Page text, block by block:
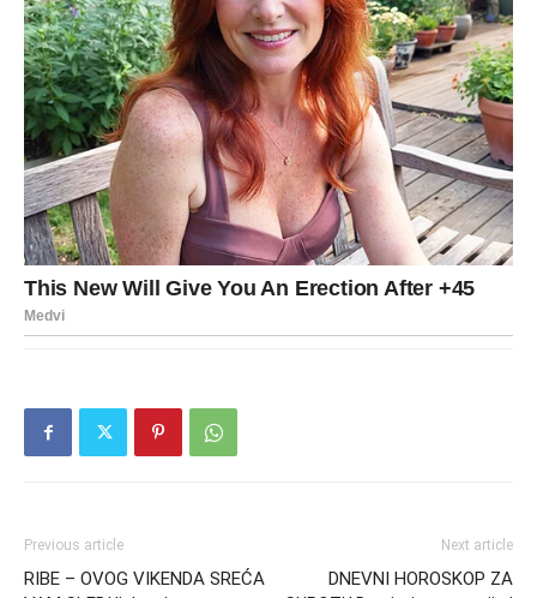
Previous article
RIBE – OVOG VIKENDA SREĆA
Next article
DNEVNI HOROSKOP ZA